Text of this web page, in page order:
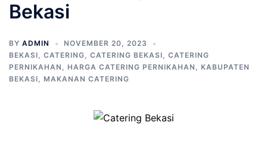
Bekasi
BY ADMIN
NOVEMBER 20, 2023
BEKASI, CATERING, CATERING BEKASI, CATERING
PERNIKAHAN , HARGA CATERING PERNIKAHAN , KABUPATEN
BEKASI, MAKANAN CATERING